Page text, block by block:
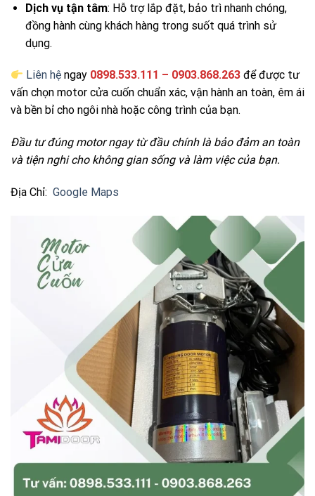
Dịch vụ tận tâm: Hỗ trợ lắp đặt, bảo trì nhanh chóng,
đồng hành cùng khách hàng trong suốt quá trình sử
dụng.
Liên hệ ngay 0898.533.111 – 0903.868.263 để được tư
vấn chọn motor cửa cuốn chuẩn xác, vận hành an toàn, êm ái
và bền bỉ cho ngôi nhà hoặc công trình của bạn.
Đầu tư đúng motor ngay từ đầu chính là bảo đảm an toàn
và tiện nghi cho không gian sống và làm việc của bạn.
Địa Chỉ: Google Maps